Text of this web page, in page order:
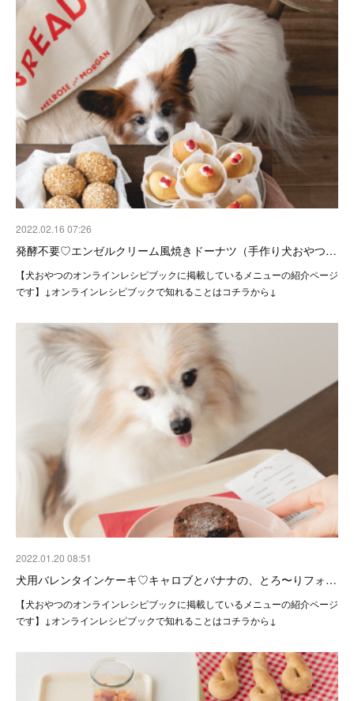
2022.02.16 07:26
発酵不要♡エンゼルクリーム風焼きドーナツ（手作り犬おやつ…
【犬おやつのオンラインレシピブックに掲載しているメニューの紹介ページ
です】↓オンラインレシピブックで知れることはコチラから↓
2022.01.20 08:51
犬用バレンタインケーキ♡キャロブとバナナの、とろ〜りフォ…
【犬おやつのオンラインレシピブックに掲載しているメニューの紹介ページ
です】↓オンラインレシピブックで知れることはコチラから↓